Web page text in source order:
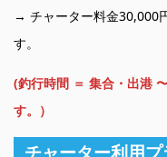
→ チャーター料金30,000
す。
(釣行時間 ＝ 集合・出港
す。）
チャーター利用プ